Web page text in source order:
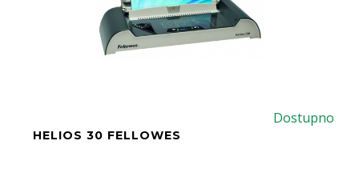
Dostupno
HELIOS 30 FELLOWES